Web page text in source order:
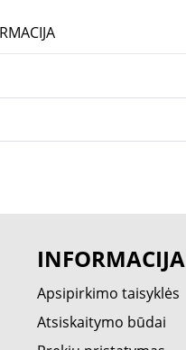
INFORMACIJA
Apsipirkimo taisyklės
Atsiskaitymo būdai